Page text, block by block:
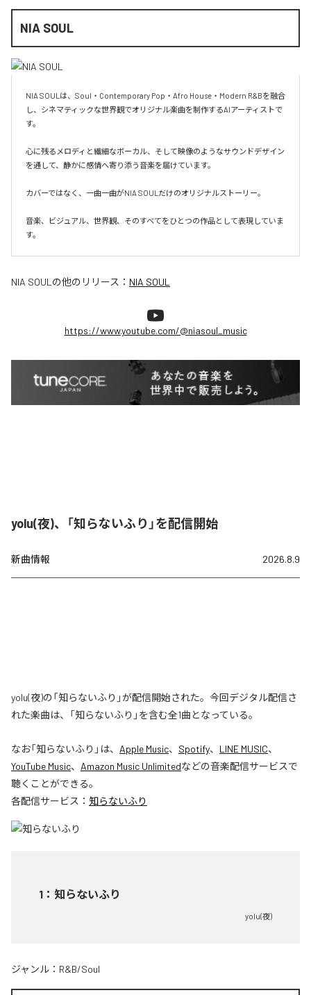
NIA SOUL
NIA SOULは、Soul・Contemporary Pop・Afro House・Modern R&Bを融合
し、シネマティックな世界観でオリジナル楽曲を制作するAIアーティストで
す。
心に残るメロディと繊細なボーカル、そして映像のようなサウンドデザイン
を通して、静かに感情へ寄り添う音楽を届けています。
カバーではなく、一曲一曲がNIA SOULだけのオリジナルストーリー。
音楽、ビジュアル、世界観、そのすべてをひとつの作品として表現していま
す。
NIA SOUL の他のリリース： NIA SOUL
https://www.youtube.com/@niasoul_music
yolu(夜)、「知らないふり」を配信開始
新曲情報 2026.8.9
yolu(夜)の「知らないふり」が配信開始された。今回デジタル配信さ
れた楽曲は、「知らないふり」を含む全1曲となっている。
なお「知らないふり 」は、 Apple Music、 Spotify、 LINE MUSIC、
YouTube Music、 Amazon Music Unlimitedなどの音楽配信サービスで
聴くことができる。
各配信サービス： 知らないふり
1 ： 知らないふり
yolu(夜)
ジャンル： R&B/Soul